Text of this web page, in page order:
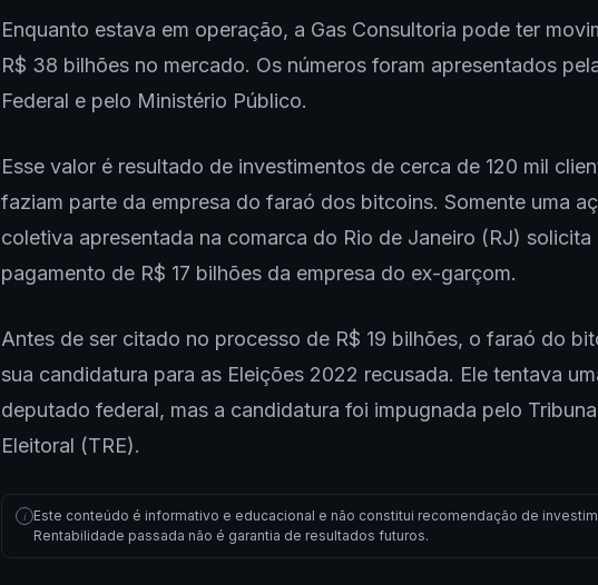
Enquanto estava em operação, a Gas Consultoria pode ter
R$ 38 bilhões no mercado. Os números foram apresentados
Federal e pelo Ministério Público.
Esse valor é resultado de investimentos de cerca de 120 mil
faziam parte da empresa do faraó dos bitcoins. Somente uma
coletiva apresentada na comarca do Rio de Janeiro (RJ) solicita
pagamento de R$ 17 bilhões da empresa do ex-garçom.
Antes de ser citado no processo de R$ 19 bilhões, o faraó do
sua candidatura para as Eleições 2022 recusada. Ele tentava
deputado federal, mas a candidatura foi impugnada pelo
Eleitoral (TRE).
i Este conteúdo é informativo e educacional e não constitui recomendação de
Rentabilidade passada não é garantia de resultados futuros.